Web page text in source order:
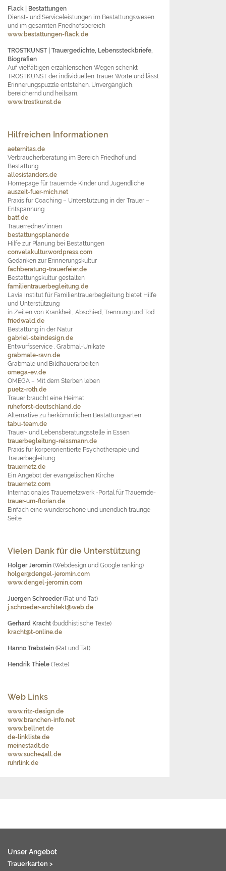
Flack | Bestattungen
Dienst- und Serviceleistungen im Bestattungswesen
und im gesamten Friedhofsbereich
www.bestattungen-flack.de
TROSTKUNST | Trauergedichte, Lebenssteckbriefe,
Biografien
Auf vielfältigen erzählerischen Wegen schenkt
TROSTKUNST der individuellen Trauer Worte und lässt
Erinnerungspuzzle entstehen. Unvergänglich,
bereichernd und heilsam.
www.trostkunst.de
Hilfreichen Informationen
aeternitas.de
Verbraucherberatung im Bereich Friedhof und
Bestattung
allesistanders.de
Homepage für trauernde Kinder und Jugendliche
auszeit-fuer-mich.net
Praxis für Coaching – Unterstützung in der Trauer –
Entspannung
batf.de
Trauerredner/innen
bestattungsplaner.de
Hilfe zur Planung bei Bestattungen
convelakultur.wordpress.com
Gedanken zur Erinnerungskultur
fachberatung-trauerfeier.de
Bestattungskultur gestalten
familientrauerbegleitung.de
Lavia Institut für Familientrauerbegleitung bietet Hilfe
und Unterstützung
in Zeiten von Krankheit, Abschied, Trennung und Tod
friedwald.de
Bestattung in der Natur
gabriel-steindesign.de
Entwurfsservice . Grabmal-Unikate
grabmale-ravn.de
Grabmale und Bildhauerarbeiten
omega-ev.de
OMEGA – Mit dem Sterben leben
puetz-roth.de
Trauer braucht eine Heimat
ruheforst-deutschland.de
Alternative zu herkömmlichen Bestattungsarten
tabu-team.de
Trauer- und Lebensberatungsstelle in Essen
trauerbegleitung-reissmann.de
Praxis für körperorientierte Psychotherapie und
Trauerbegleitung
trauernetz.de
Ein Angebot der evangelischen Kirche
trauernetz.com
Internationales Trauernetzwerk -Portal für Trauernde-
trauer-um-florian.de
Einfach eine wunderschöne und unendlich traurige
Seite
Vielen Dank für die Unterstützung
Holger Jeromin (Webdesign und Google ranking)
holger@dengel-jeromin.com
www.dengel-jeromin.com
Juergen Schroeder(Rat und Tat)
j.schroeder-architekt@web.de
Gerhard Kracht (buddhistische Texte)
kracht@t-online.de
Hanno Trebstein (Rat und Tat)
Hendrik Thiele (Texte)
Web Links
www.ritz-design.de
www.branchen-info.net
www.bellnet.de
de-linkliste.de
meinestadt.de
www.suche4all.de
ruhrlink.de
Unser Angebot
Trauerkarten >